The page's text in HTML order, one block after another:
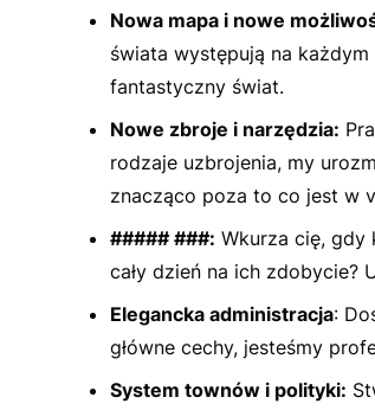
Nowa mapa i nowe
świata występują na
fantastyczny świat.
Nowe zbroje i narzędzia:
rodzaje uzbrojenia, my
znacząco poza to co jest w
##### ###: Wkurza cię, gdy
cały dzień na ich zdobycie?
Elegancka administracja:
główne cechy, jesteśmy
System townów i polityki: